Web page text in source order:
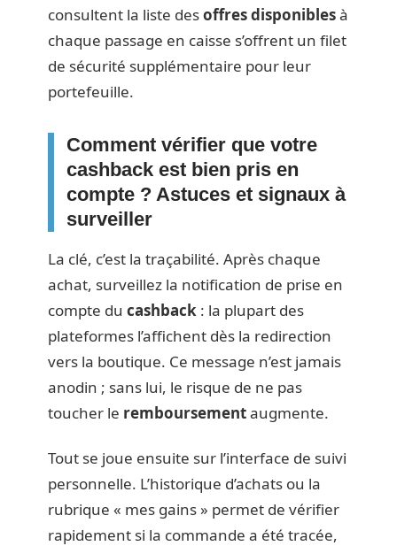
consultent la liste desoffres disponiblesà
chaque passage en caisse s’offrent un filet
de sécurité supplémentaire pour leur
portefeuille.
Comment vérifier que votre
cashback est bien pris en
compte ? Astuces et signaux à
surveiller
La clé, c’est la traçabilité. Après chaque
achat, surveillez la notification de prise en
compte du cashback : la plupart des
plateformes l’affichent dès la redirection
vers la boutique. Ce message n’est jamais
anodin ; sans lui, le risque de ne pas
toucher le remboursementaugmente.
Tout se joue ensuite sur l’interface de suivi
personnelle. L’historique d’achats ou la
rubrique « mes gains » permet de vérifier
rapidement si la commande a été tracée,